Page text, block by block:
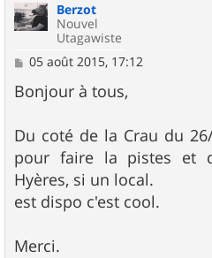
Berzot
Nouvel
Utagawiste
M
s
s
g
e
05 août 2015, 17:12
Bonjour à tous,
Du coté de la Crau du
pour faire la pistes et
Hyères, si un local.
est dispo c'est cool.
Merci.